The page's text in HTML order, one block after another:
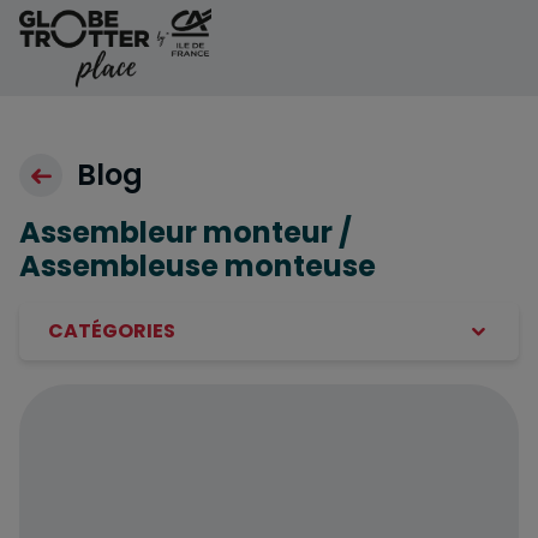
Aller au contenu
Blog
Assembleur monteur /
Assembleuse monteuse
CATÉGORIES